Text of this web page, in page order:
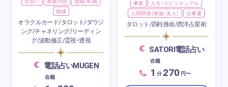
復縁
オラクルカード/タロット/ダウジ
ング/チャネリング/リーディン
グ/波動修正/霊視・透視
電話占いMUGEN
在籍
事業
人生・スピリチュアル
人間関係（家族・友人）
仕事運
タロット/四柱推命/西洋占星術
SATORI電話占い
在籍
1 分 270 円〜